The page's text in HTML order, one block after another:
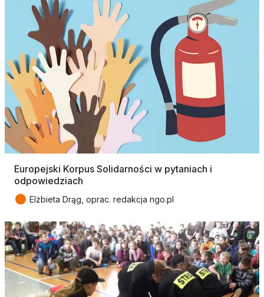
Europejski Korpus Solidarności w pytaniach i
odpowiedziach
● Elżbieta Drąg, oprac. redakcja ngo.pl